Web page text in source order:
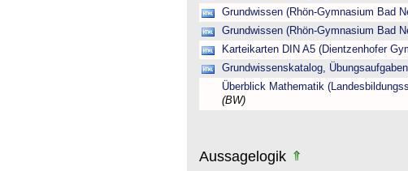
Grundwissen (Rhön-Gymnasium Bad
Grundwissen (Rhön-Gymnasium Bad
Karteikarten DIN A5 (Dientzenhofer
Grundwissenskatalog,
Überblick Mathematik
(BW)
Aussagelogik